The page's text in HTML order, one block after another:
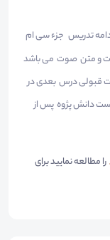
تدریس جزء سی ام
و متن صوت می باشد
قبولی درس بعدی در
دانش پژوه پس از
را مطالعه نمایید برای